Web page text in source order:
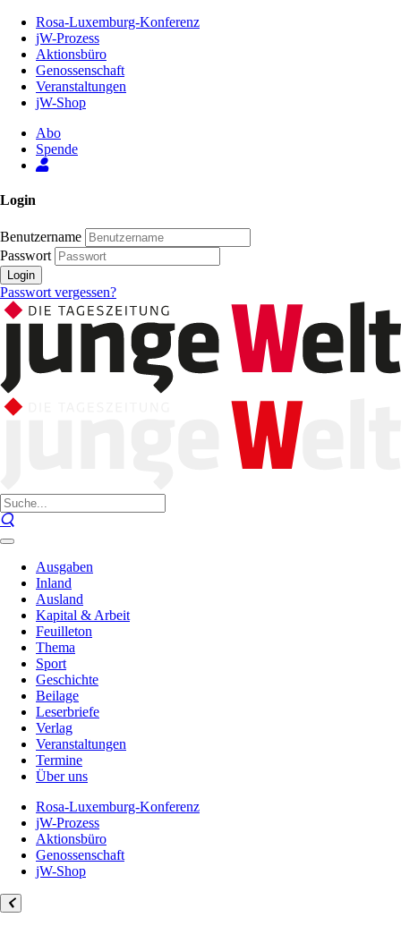
Inhalt
Seite
Rosa-Luxemburg-Konferenz
jW-Prozess
Aktionsbüro
Genossenschaft
Veranstaltungen
jW-Shop
Abo
Spende
Login
Benutzername
Passwort
Login
Passwort vergessen?
Ausgaben
Inland
Ausland
Kapital & Arbeit
Feuilleton
Thema
Sport
Geschichte
Beilage
Leserbriefe
Verlag
Veranstaltungen
Termine
Über uns
Rosa-Luxemburg-Konferenz
jW-Prozess
Aktionsbüro
Genossenschaft
jW-Shop